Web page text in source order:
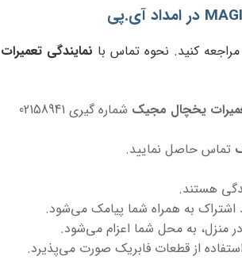
کنید. نحوه تماس با نمایندگی تعمیرات
یخچال مجیک
شماره گیری 02158941
تماس حاصل نمایید.
هستند.
اشتراک به همراه شما پیامک می‌شود.
منزل، به محل شما اعزام می‌شود.
از قطعات فابریک صورت می‌پذیرد.